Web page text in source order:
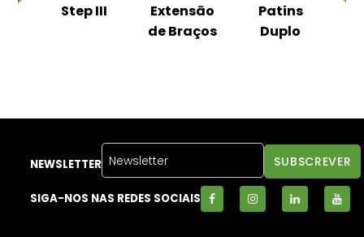
Step III
Extensão
de Braços
Patins
Duplo
NEWSLETTER
SIGA-NOS NAS REDES SOCIAIS